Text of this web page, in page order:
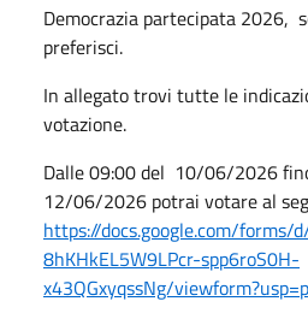
Democrazia partecipata 2026,
preferisci.
In allegato trovi tutte le
votazione.
Dalle 09:00 del 10/06/2026
12/06/2026 potrai votare al
https://docs.google.com/forms/
8hKHkEL5W9LPcr-spp6roS0H-
x43QGxyqssNg/